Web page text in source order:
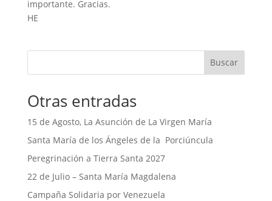
importante. Gracias.
HE
Buscar
Otras entradas
15 de Agosto, La Asunción de La Virgen María
Santa María de los Ángeles de la Porciúncula
Peregrinación a Tierra Santa 2027
22 de Julio – Santa María Magdalena
Campaña Solidaria por Venezuela